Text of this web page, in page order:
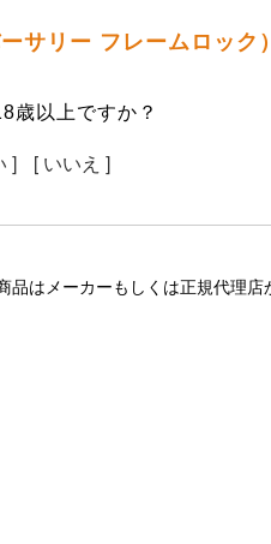
リー フレームロック
歳以上ですか？
] [ いいえ ]
はメーカーもしくは正規代理店